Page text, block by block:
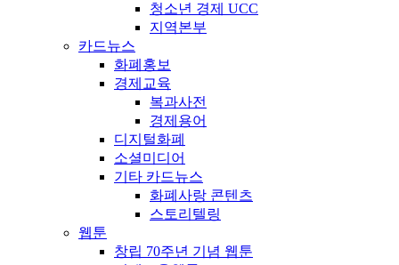
청소년 경제 UCC
지역본부
카드뉴스
화폐홍보
경제교육
복과사전
경제용어
디지털화폐
소셜미디어
기타 카드뉴스
화폐사랑 콘텐츠
스토리텔링
웹툰
창립 70주년 기념 웹툰